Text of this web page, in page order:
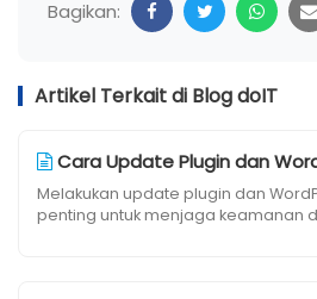
Bagikan:
Artikel Terkait di Blog doIT
Cara Update Plugin dan
Melakukan update plugin dan
penting untuk menjaga keamanan